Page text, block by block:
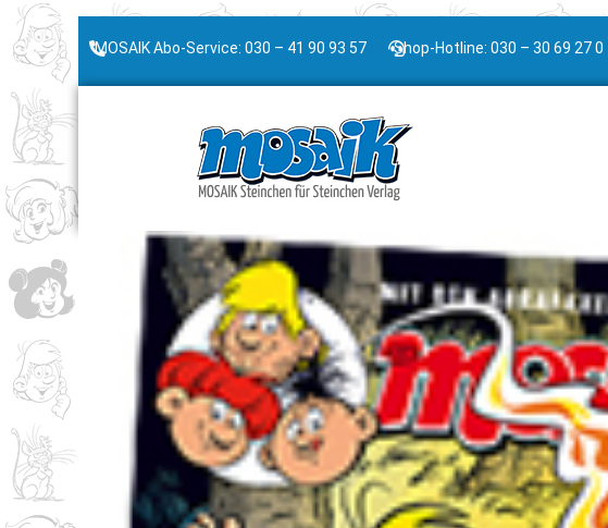
MOSAIK Abo-Service: 030 – 41 90 93 57 Shop-Hotline: 030 – 30 69 27 0